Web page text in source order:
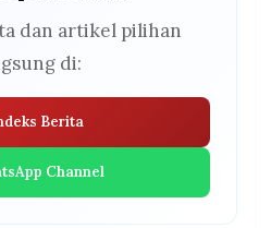
dan artikel pilihan
di:
Berita
Channel